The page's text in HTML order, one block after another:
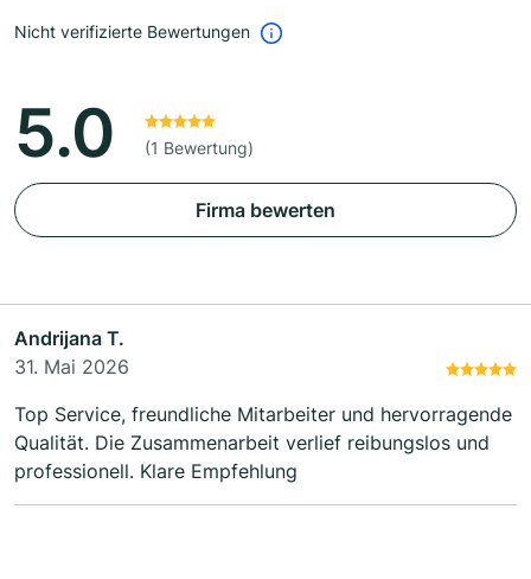
Nicht verifizierte Bewertungen
5.0 (1 Bewertung)
Firma bewerten
Andrijana T.
31. Mai 2026
Top Service, freundliche Mitarbeiter und hervorragende
Qualität. Die Zusammenarbeit verlief reibungslos und
professionell. Klare Empfehlung